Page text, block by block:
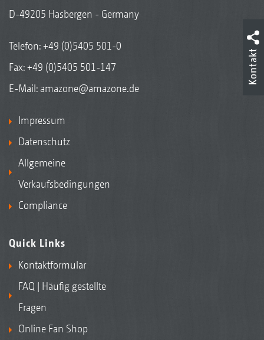
D-49205 Hasbergen - Germany
Telefon:+49 (0)5405 501-0
Fax: +49 (0)5405 501-147
E-Mail: amazone@amazone.de
Impressum
Datenschutz
Allgemeine
Verkaufsbedingungen
Compliance
Quick Links
Kontaktformular
FAQ | Häufig gestellte
Fragen
Online Fan Shop
Kontakt